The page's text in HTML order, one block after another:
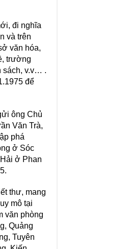
đi nghĩa
và trên
văn hóa,
trường
sách, v.v… .
để
ông Chủ
Văn Trà,
phá
ở Sóc
ở Phan
thư, mang
mô tại
văn phòng
Quảng
Tuyên